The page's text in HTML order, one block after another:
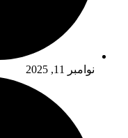
نوامبر 11, 2025